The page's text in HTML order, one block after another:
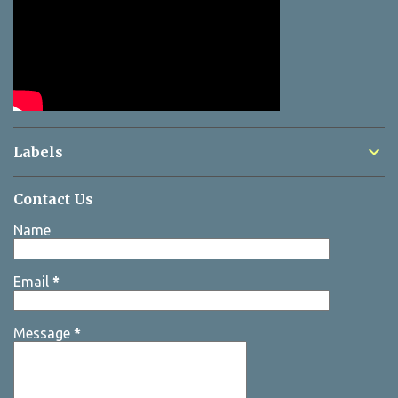
Labels
Contact Us
Name
Email *
Message *